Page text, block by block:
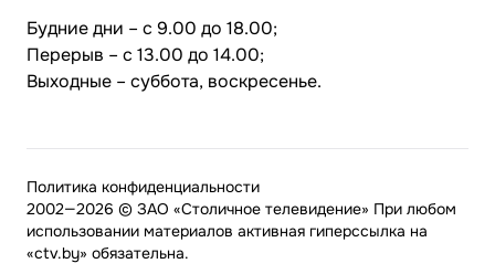
Будние дни – с 9.00 до 18.00;
Перерыв – с 13.00 до 14.00;
Выходные – суббота, воскресенье.
2002—2026 © ЗАО «Столичное телевидение» При любом
использовании материалов активная гиперссылка на
«ctv.by» обязательна.
Политика конфиденциальности